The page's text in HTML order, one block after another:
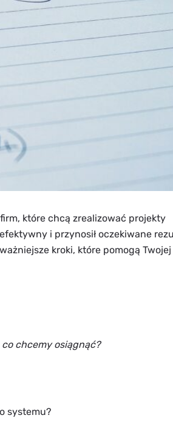
które chcą zrealizować projekty
i przynosił oczekiwane
kroki, które pomogą
co chcemy osiągnąć?
systemu?